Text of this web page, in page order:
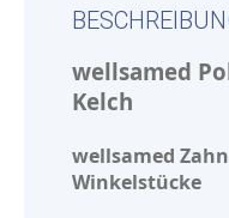
wellsamed
Kelch
wellsamed
Winkelstücke